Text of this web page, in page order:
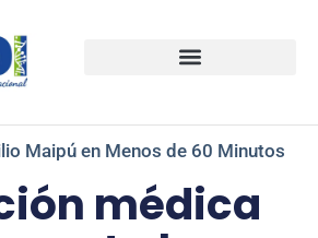
Maipú en Menos de 60 Minutos
médica